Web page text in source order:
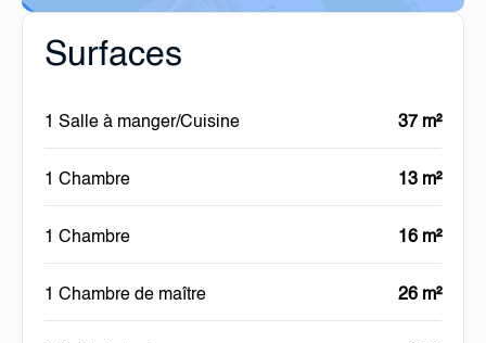
Surfaces
1 Salle à manger/Cuisine 37 m²
1 Chambre 13 m²
1 Chambre 16 m²
1 Chambre de maître 26 m²